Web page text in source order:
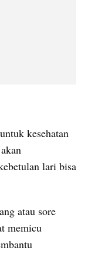
kesehatan
lari bisa
atau sore
memicu